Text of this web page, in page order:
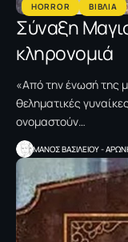
HORROR ΒΙΒΛΙΑ
Σύναξη
κληρονομιά
«Από την ένωσή της
θεληματικές
ονομαστούν…
ΜΑΝΟΣ ΒΑΣΙΛΕΙΟΥ -